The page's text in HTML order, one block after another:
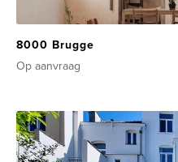
8000 Brugge
Op aanvraag